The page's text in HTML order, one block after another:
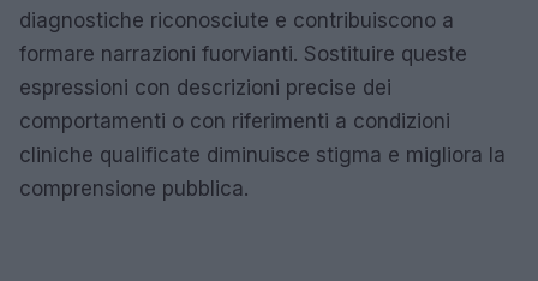
diagnostiche riconosciute e contribuiscono a
formare narrazioni fuorvianti. Sostituire queste
espressioni con descrizioni precise dei
comportamenti o con riferimenti a condizioni
cliniche qualificate diminuisce stigma e migliora la
comprensione pubblica.